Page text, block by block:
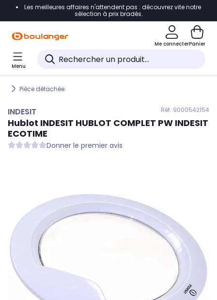
Accéder directement à la navigation
Accéder directement au pied de page
Accéder directement au chatbot
Les meilleures affaires n'attendent pas : découvrez vite notre
sélection à prix bradés.
Me connecterPanier
Menu
Pièce détachée
INDESIT Réf. 9000542154
Hublot INDESIT HUBLOT COMPLET PW INDESIT
ECOTIME
Donner le premier avis